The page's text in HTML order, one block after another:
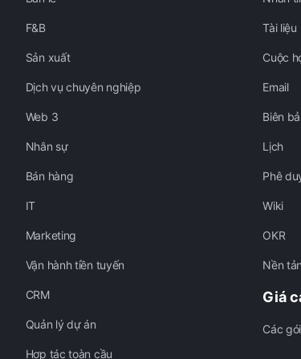
F&B
Sản xuất
Dịch vụ chuyên nghiệp
Web 3
Nhân sự
Bán hàng
IT
Marketing
Vận hành tiền tuyến
CRM
Quản lý dự án
Hợp tác toàn cầu
Tài liệu
Cuộc
Email
Biên
Lịch
Phê
Wiki
OKR
Nền
Giá
Các